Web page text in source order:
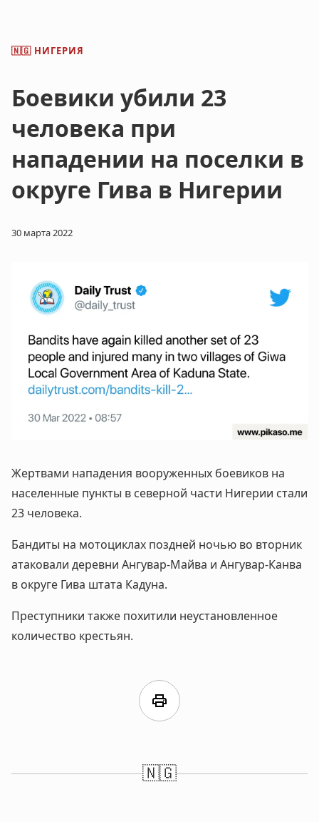
🇳🇬 НИГЕРИЯ
Боевики убили 23
человека при
нападении на поселки в
округе Гива в Нигерии
30 марта 2022
Жертвами нападения вооруженных боевиков на
населенные пункты в северной части Нигерии стали
23 человека.
Бандиты на мотоциклах поздней ночью во вторник
атаковали деревни Ангувар-Майва и Ангувар-Канва
в округе Гива штата Кадуна.
Преступники также похитили неустановленное
количество крестьян.
print
🇳🇬